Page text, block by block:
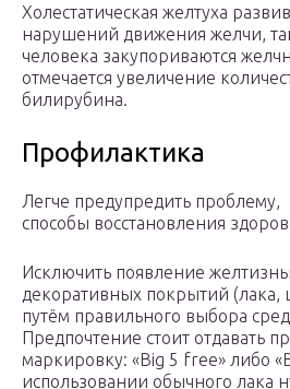
Холестатическая желтуха
нарушений движения желчи,
человека закупориваются
отмечается увеличение
билирубина.
Профилактика
Легче предупредить
способы восстановления
Исключить появление
декоративных покрытий
путём правильного выбора
Предпочтение стоит отдавать
маркировку: «Big 5 free» либо
использовании обычного лака